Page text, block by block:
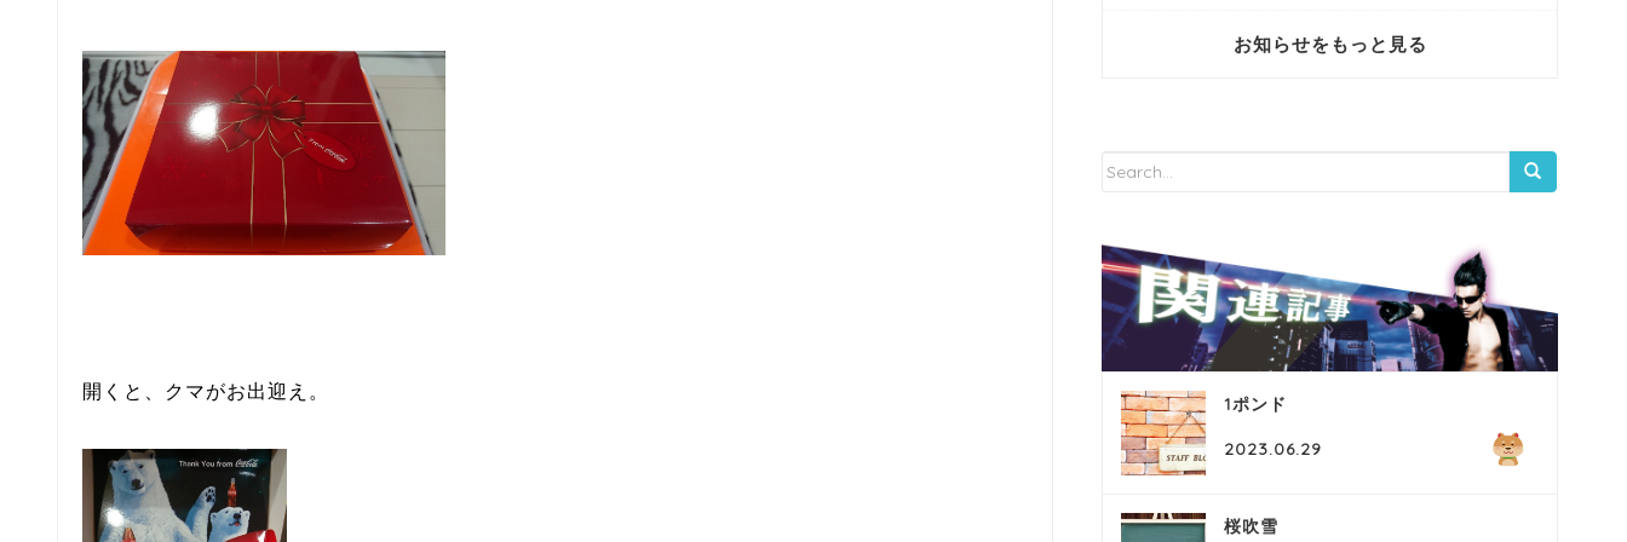
開くと、クマがお出迎え。
お知らせをもっと見る
1ポンド
2023.06.29
桜吹雪